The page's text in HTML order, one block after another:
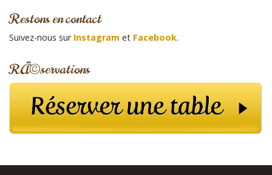
m
e
n
t
r
Restons en contact
Suivez-nous sur Instagram et Facebook.
RÃ©servations